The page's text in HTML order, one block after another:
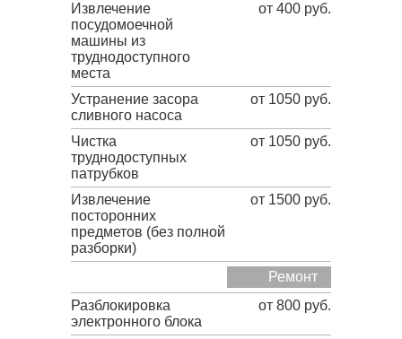
Извлечение
посудомоечной
машины из
труднодоступного
места
от 400 руб.
Устранение засора
сливного насоса
от 1050 руб.
Чистка
труднодоступных
патрубков
от 1050 руб.
Извлечение
посторонних
предметов (без полной
разборки)
от 1500 руб.
Ремонт
Разблокировка
электронного блока
от 800 руб.